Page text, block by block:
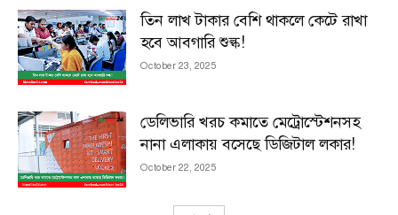
তিন লাখ টাকার বেশি থাকলে কেটে রাখা
হবে আবগারি শুল্ক!
October 23, 2025
ডেলিভারি খরচ কমাতে মেট্রোস্টেশনসহ
নানা এলাকায় বসেছে ডিজিটাল লকার!
October 22, 2025